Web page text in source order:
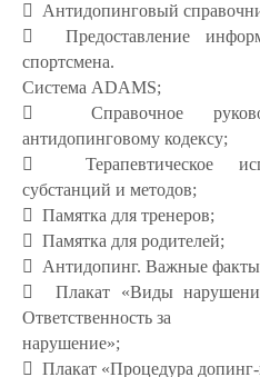
 Антидопинговый
 Предоставление
спортсмена.
Система ADAMS;
 Справочное
антидопинговому кодексу;
 Терапевтическое
субстанций и методов;
 Памятка для тренеров;
 Памятка для родителей;
 Антидопинг. Важные
 Плакат «Виды
Ответственность за
нарушение»;
 Плакат «Процедура допинг-